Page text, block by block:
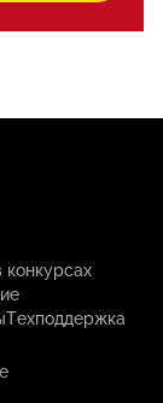
конкурсах
Техподдержка